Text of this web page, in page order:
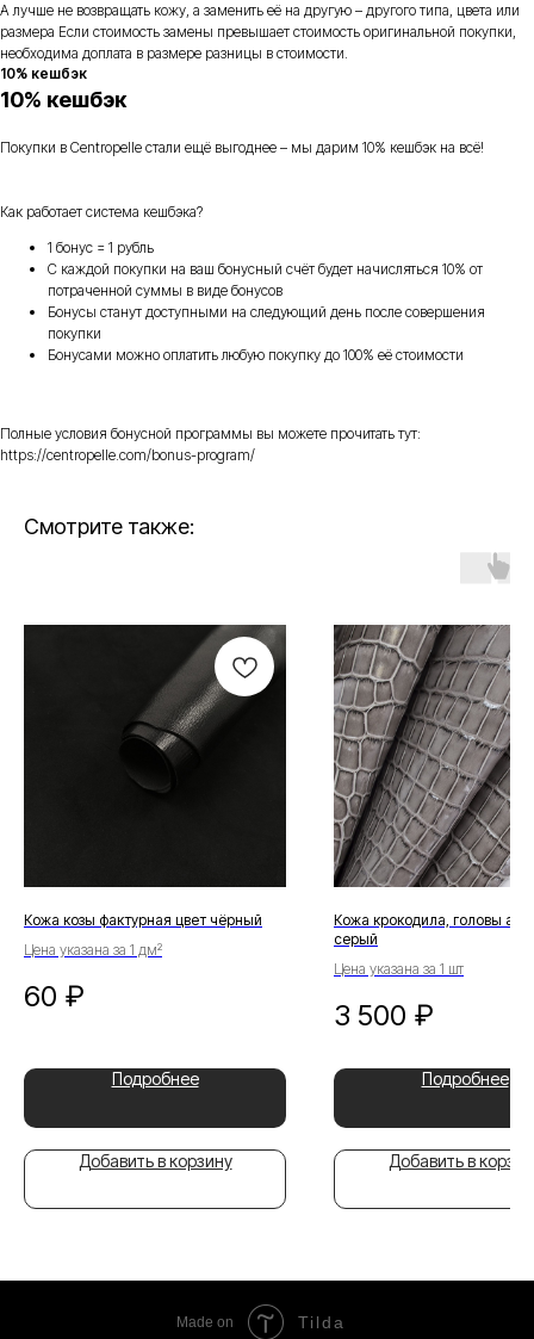
А лучше не возвращать кожу, а заменить её на другую – другого типа, цвета или
размера Если стоимость замены превышает стоимость оригинальной покупки,
необходима доплата в размере разницы в стоимости.
10% кешбэк
10% кешбэк
Покупки в Centropelle стали ещё выгоднее – мы дарим 10% кешбэк на всё!
Как работает система кешбэка?
1 бонус = 1 рубль
С каждой покупки на ваш бонусный счёт будет начисляться 10% от
потраченной суммы в виде бонусов
Бонусы станут доступными на следующий день после совершения
покупки
Бонусами можно оплатить любую покупку до 100% её стоимости
Полные условия бонусной программы вы можете прочитать тут:
https://centropelle.com/bonus-program/
Смотрите также:
Кожа козы фактурная цвет чёрный
Цена указана за 1 дм²
60 ₽
Подробнее
Добавить в корзину
Кожа крокодила, головы
серый
Цена указана за 1 шт
3 500 ₽
Подробнее
Добавить в
Made on Tilda